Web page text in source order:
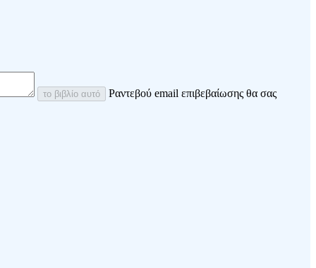
το βιβλίο αυτό Ραντεβού email επιβεβαίωσης θα σας